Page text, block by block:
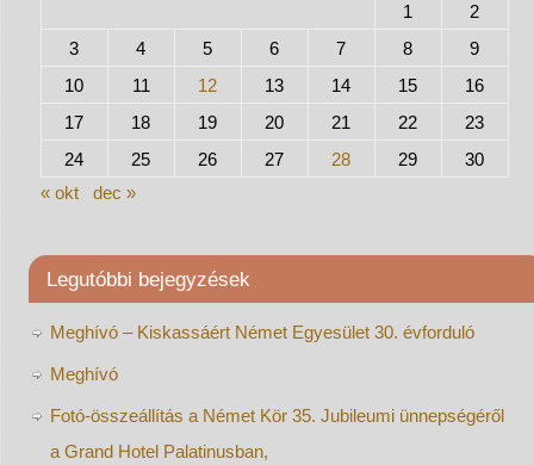
1
2
3
4 5 6 7 8
9
10
11 12 13 14 15
16
17
18 19 20 21 22
23
24
25 26 27 28 29
30
« okt
dec »
Legutóbbi bejegyzések
Meghívó – Kiskassáért Német Egyesület 30. évforduló
Meghívó
Fotó-összeállítás a Német Kör 35. Jubileumi ünnepségéről
a Grand Hotel Palatinusban,